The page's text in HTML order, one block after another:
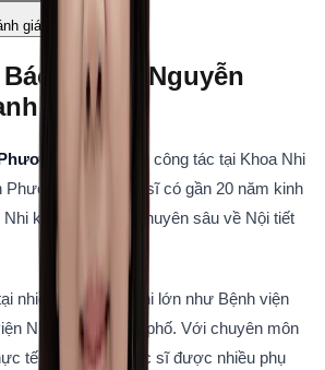
giá
sĩ CKII Nguyễn
Khanh
hiện công tác tại Khoa Nhi
Phương Nam. Bác sĩ có gần 20 năm kinh
khoa, đặc biệt chuyên sâu về Nội tiết
nhiều bệnh viện nhi lớn như Bệnh viện
Nhi Đồng Thành phố. Với chuyên môn
tế phong phú, bác sĩ được nhiều phụ